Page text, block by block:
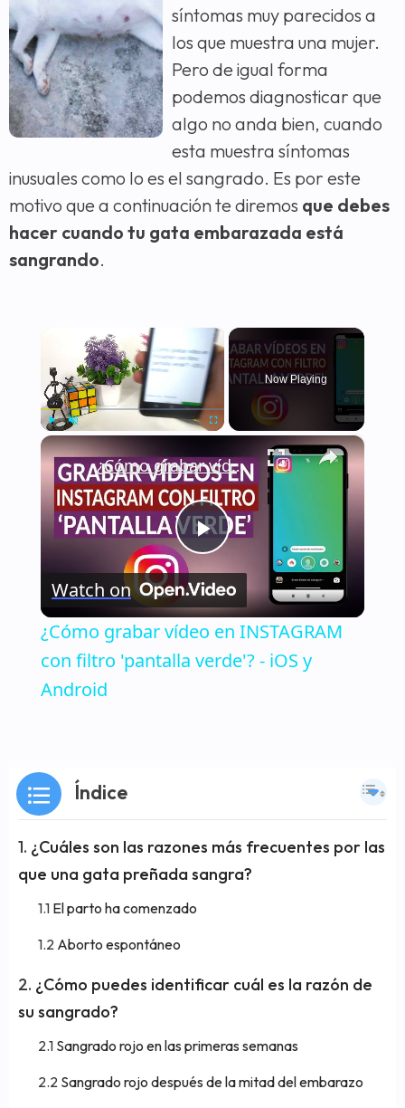
síntomas muy parecidos a
los que muestra una mujer.
Pero de igual forma
podemos diagnosticar que
algo no anda bien, cuando
esta muestra síntomas
inusuales como lo es el sangrado. Es por este
motivo que a continuación te diremos que debes
hacer cuando tu gata embarazada está
sangrando.
×
Now Playing
×
Play
Video
¿Cómo grabar vídeo en INSTAGRAM con filtro 'pantalla verde'? - iOS y Android
Watch on
¿Cómo grabar vídeo en INSTAGRAM
con filtro 'pantalla verde'? - iOS y
Android
Índice
¿Cuáles son las razones más frecuentes por las
que una gata preñada sangra?
El parto ha comenzado
Aborto espontáneo
¿Cómo puedes identificar cuál es la razón de
su sangrado?
Sangrado rojo en las primeras semanas
Sangrado rojo después de la mitad del embarazo